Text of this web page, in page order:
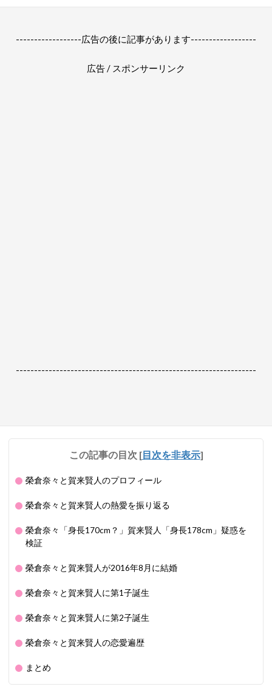
------------------広告の後に記事があります------------------
広告 / スポンサーリンク
------------------------------------------------------------------
この記事の目次 [目次を非表示]
榮倉奈々と賀来賢人のプロフィール
榮倉奈々と賀来賢人の熱愛を振り返る
榮倉奈々「身長170cm？」賀来賢人「身長178cm」疑惑を
検証
榮倉奈々と賀来賢人が2016年8月に結婚
榮倉奈々と賀来賢人に第1子誕生
榮倉奈々と賀来賢人に第2子誕生
榮倉奈々と賀来賢人の恋愛遍歴
まとめ